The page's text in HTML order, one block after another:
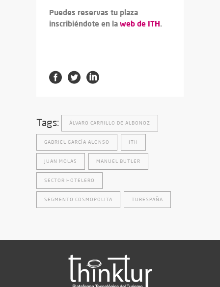
Puedes reservas tu plaza
inscribiéndote en la web de ITH.
Tags: ÁLVARO CARRILLO DE ALBONOZ
GABRIEL GARCÍA ALONSO ITH
JUAN MOLAS MANUEL BUTLER
SECTOR HOTELERO
SEGMENTO COSMOPOLITA TURESPAÑA